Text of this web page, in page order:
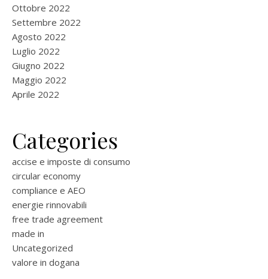
Ottobre 2022
Settembre 2022
Agosto 2022
Luglio 2022
Giugno 2022
Maggio 2022
Aprile 2022
Categories
accise e imposte di consumo
circular economy
compliance e AEO
energie rinnovabili
free trade agreement
made in
Uncategorized
valore in dogana